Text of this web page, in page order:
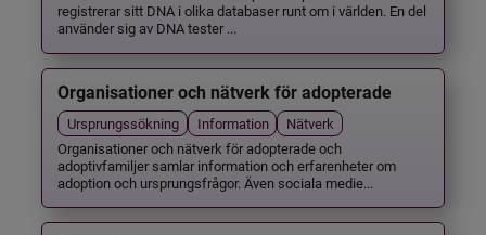
registrerar sitt DNA i olika databaser runt om i världen. En del
använder sig av DNA tester ...
Organisationer och nätverk för adopterade
Ursprungssökning Information
Nätverk
Organisationer och nätverk för adopterade och
adoptivfamiljer samlar information och erfarenheter om
adoption och ursprungsfrågor. Även sociala medie...